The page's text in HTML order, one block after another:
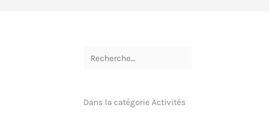
Dans la catégorie Activités